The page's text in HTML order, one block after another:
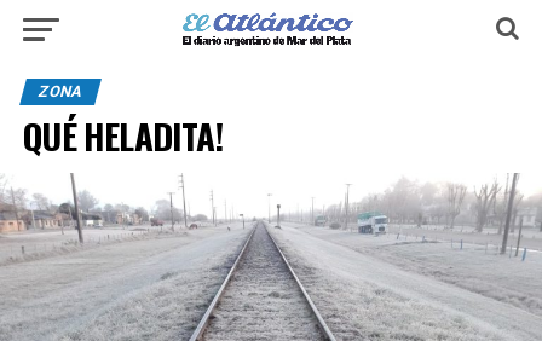
ZONA
QUÉ HELADITA!